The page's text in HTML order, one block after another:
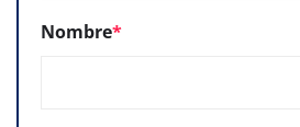
Nombre*